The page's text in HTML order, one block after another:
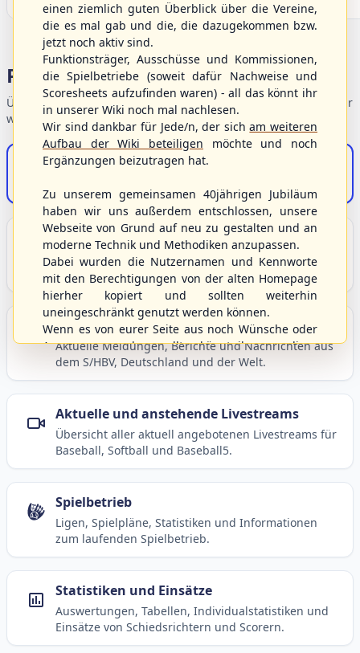
Portalbereiche
Übersicht der Verbandsbereiche – wählen Sie einen Einstieg für
weiterführende Informationen.
S/HBV-Shop
Unser Sport
Grundlagen und Hintergründe zu Baseball, Softball
und Baseball5.
Berichte und Neuigkeiten
Aktuelle Meldungen, Berichte und Nachrichten aus
dem S/HBV, Deutschland und der Welt.
Aktuelle und anstehende Livestreams
Übersicht aller aktuell angebotenen Livestreams für
Baseball, Softball und Baseball5.
Spielbetrieb
Ligen, Spielpläne, Statistiken und Informationen
zum laufenden Spielbetrieb.
Statistiken und Einsätze
Auswertungen, Tabellen, Individualstatistiken und
Einsätze von Schiedsrichtern und Scorern.
einen ziemlich guten Überblick über die Vereine,
die es mal gab und die, die dazugekommen bzw.
jetzt noch aktiv sind.
Funktionsträger, Ausschüsse und Kommissionen,
die Spielbetriebe (soweit dafür Nachweise und
Scoresheets aufzufinden waren) - all das könnt ihr
in unserer Wiki noch mal nachlesen.
Wir sind dankbar für Jede/n, der sicham weiteren
Aufbau der Wiki beteiligen möchte und noch
Ergänzungen beizutragen hat.
Zu unserem gemeinsamen 40jährigen Jubiläum
haben wir uns außerdem entschlossen, unsere
Webseite von Grund auf neu zu gestalten und an
moderne Technik und Methodiken anzupassen.
Dabei wurden die Nutzernamen und Kennworte
mit den Berechtigungen von der alten Homepage
hierher kopiert und sollten weiterhin
uneingeschränkt genutzt werden können.
Wenn es von eurer Seite aus noch Wünsche oder
Anregungen geben sollte, könnt ihr uns diese
gerne an die Verbandsadresseinfo@shbvnet.de
schicken.